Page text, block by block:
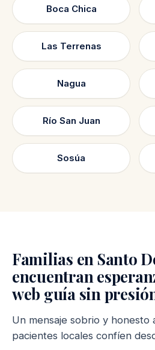
Boca Chica
Las Terrenas
Nagua
Río San Juan
Sosúa
Familias en Santo
encuentran
web guía sin
Un mensaje sobrio y honesto
pacientes locales confíen